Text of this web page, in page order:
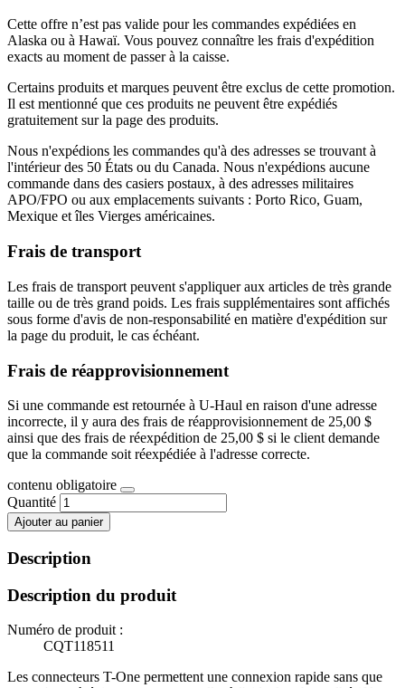
Cette offre n’est pas valide pour les commandes expédiées en
Alaska ou à Hawaï. Vous pouvez connaître les frais d'expédition
exacts au moment de passer à la caisse.
Certains produits et marques peuvent être exclus de cette promotion.
Il est mentionné que ces produits ne peuvent être expédiés
gratuitement sur la page des produits.
Nous n'expédions les commandes qu'à des adresses se trouvant à
l'intérieur des 50 États ou du Canada. Nous n'expédions aucune
commande dans des casiers postaux, à des adresses militaires
APO/FPO ou aux emplacements suivants : Porto Rico, Guam,
Mexique et îles Vierges américaines.
Frais de transport
Les frais de transport peuvent s'appliquer aux articles de très grande
taille ou de très grand poids. Les frais supplémentaires sont affichés
sous forme d'avis de non-responsabilité en matière d'expédition sur
la page du produit, le cas échéant.
Frais de réapprovisionnement
Si une commande est retournée à U-Haul en raison d'une adresse
incorrecte, il y aura des frais de réapprovisionnement de 25,00 $
ainsi que des frais de réexpédition de 25,00 $ si le client demande
que la commande soit réexpédiée à l'adresse correcte.
contenu obligatoire
Quantité
Ajouter au panier
Description
Description du produit
Numéro de produit :
CQT118511
Les connecteurs T-One permettent une connexion rapide sans que